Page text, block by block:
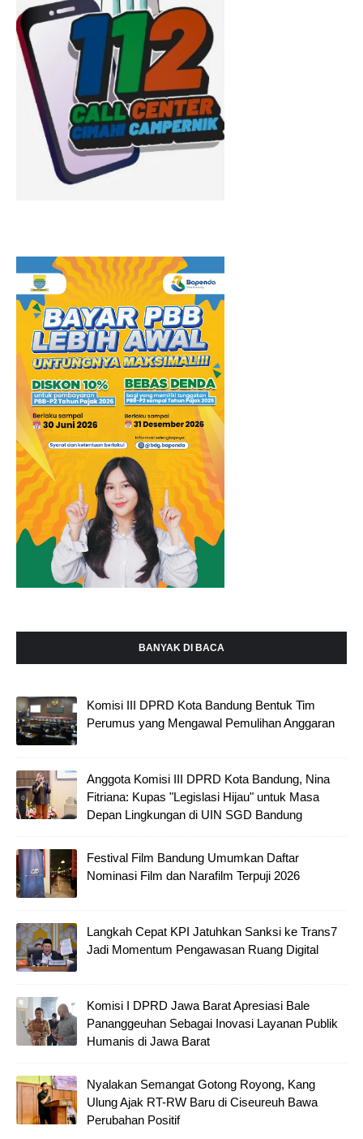
BANYAK DI BACA
Komisi III DPRD Kota Bandung Bentuk Tim
Perumus yang Mengawal Pemulihan Anggaran
Anggota Komisi III DPRD Kota Bandung, Nina
Fitriana: Kupas "Legislasi Hijau" untuk Masa
Depan Lingkungan di UIN SGD Bandung
Festival Film Bandung Umumkan Daftar
Nominasi Film dan Narafilm Terpuji 2026
Langkah Cepat KPI Jatuhkan Sanksi ke Trans7
Jadi Momentum Pengawasan Ruang Digital
Komisi I DPRD Jawa Barat Apresiasi Bale
Pananggeuhan Sebagai Inovasi Layanan Publik
Humanis di Jawa Barat
Nyalakan Semangat Gotong Royong, Kang
Ulung Ajak RT-RW Baru di Ciseureuh Bawa
Perubahan Positif